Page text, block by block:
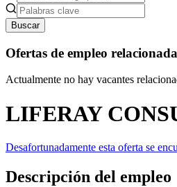
Buscar
Ofertas de empleo
Actualmente no hay vacantes
LIFERAY
Desafortunadamente esta oferta se
Descripción del empleo